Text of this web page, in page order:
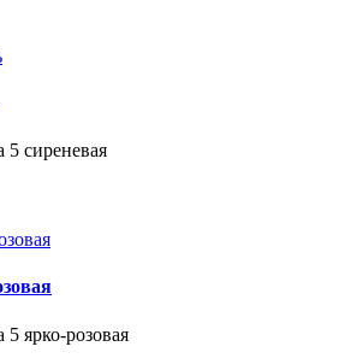
сиреневая
ярко-розовая